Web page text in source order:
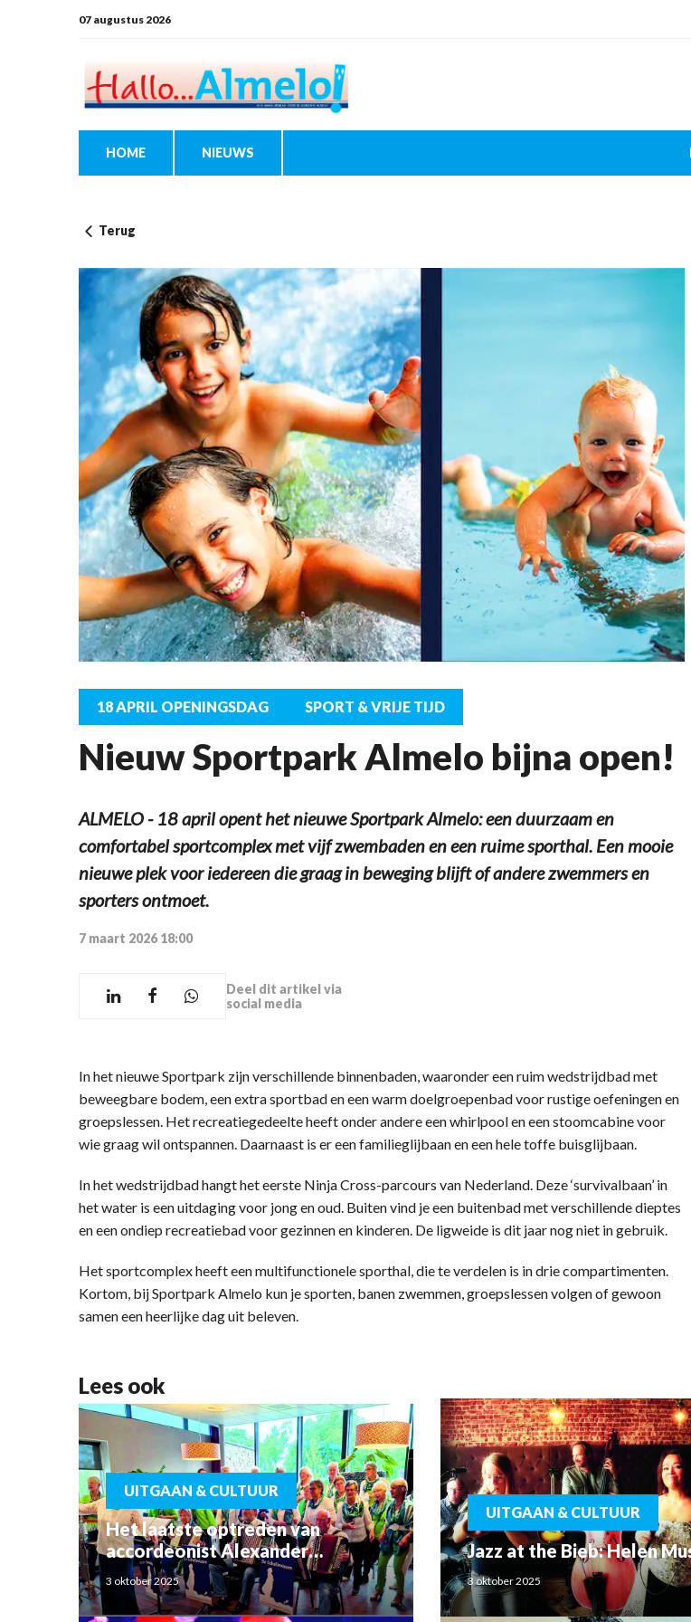
07 augustus 2026
HOME NIEUWS
Terug
18 APRIL OPENINGSDAG SPORT & VRIJE TIJD
Nieuw Sportpark Almelo bijna open!
ALMELO - 18 april opent het nieuwe Sportpark Almelo: een duurzaam en
comfortabel sportcomplex met vijf zwembaden en een ruime sporthal. Een mooie
nieuwe plek voor iedereen die graag in beweging blijft of andere zwemmers en
sporters ontmoet.
7 maart 2026 18:00
Deel dit artikel via
social media
In het nieuwe Sportpark zijn verschillende binnenbaden, waaronder een ruim wedstrijdbad met
beweegbare bodem, een extra sportbad en een warm doelgroepenbad voor rustige oefeningen en
groepslessen. Het recreatiegedeelte heeft onder andere een whirlpool en een stoomcabine voor
wie graag wil ontspannen. Daarnaast is er een familieglijbaan en een hele toffe buisglijbaan.
In het wedstrijdbad hangt het eerste Ninja Cross-parcours van Nederland. Deze ‘survivalbaan’ in
het water is een uitdaging voor jong en oud. Buiten vind je een buitenbad met verschillende dieptes
en een ondiep recreatiebad voor gezinnen en kinderen. De ligweide is dit jaar nog niet in gebruik.
Het sportcomplex heeft een multifunctionele sporthal, die te verdelen is in drie compartimenten.
Kortom, bij Sportpark Almelo kun je sporten, banen zwemmen, groepslessen volgen of gewoon
samen een heerlijke dag uit beleven.
Lees ook
UITGAAN & CULTUUR
Het laatste optreden van
accordeonist Alexander
Schoemaker
3 oktober 2025
UITGAAN & CULTUUR
Jazz at the Bieb: Helen
3 oktober 2025